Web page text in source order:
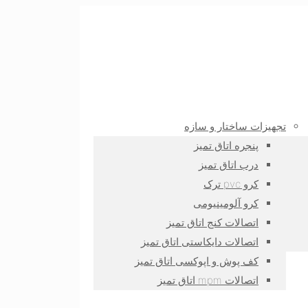
تجهیزات ساختار و سازه
پنجره اتاق تمیز
درب اتاق تمیز
کرو pvc ترک
کرو آلومینیومی
اتصالات کنج اتاق تمیز
اتصالات دایکاستی اتاق تمیز
کف پوش و اپوکسی اتاق تمیز
اتصالات mpm اتاق تمیز